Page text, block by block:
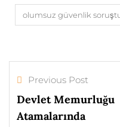
olumsuz güvenlik
Previous Post
Devlet Memurluğu
Atamalarında